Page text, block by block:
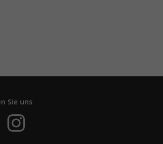
Sie uns